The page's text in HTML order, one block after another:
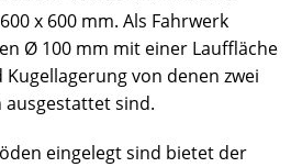
x 600 mm. Als Fahrwerk
Ø 100 mm mit einer Lauffläche
von denen zwei
sind.
eingelegt sind bietet der